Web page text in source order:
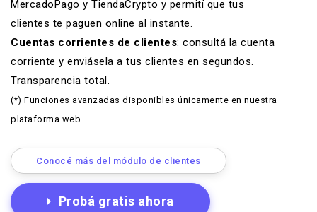
MercadoPago y TiendaCrypto y permití que tus
clientes te paguen online al instante.
Cuentas corrientes de clientes: consultá la cuenta
corriente y enviásela a tus clientes en segundos.
Transparencia total.
(*) Funciones avanzadas disponibles únicamente en nuestra
plataforma web
Conocé más del módulo de clientes
Probá gratis ahora